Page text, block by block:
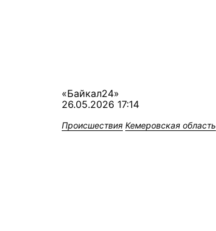
«Байкал24»
26.05.2026 17:14
Происшествия Кемеровская область